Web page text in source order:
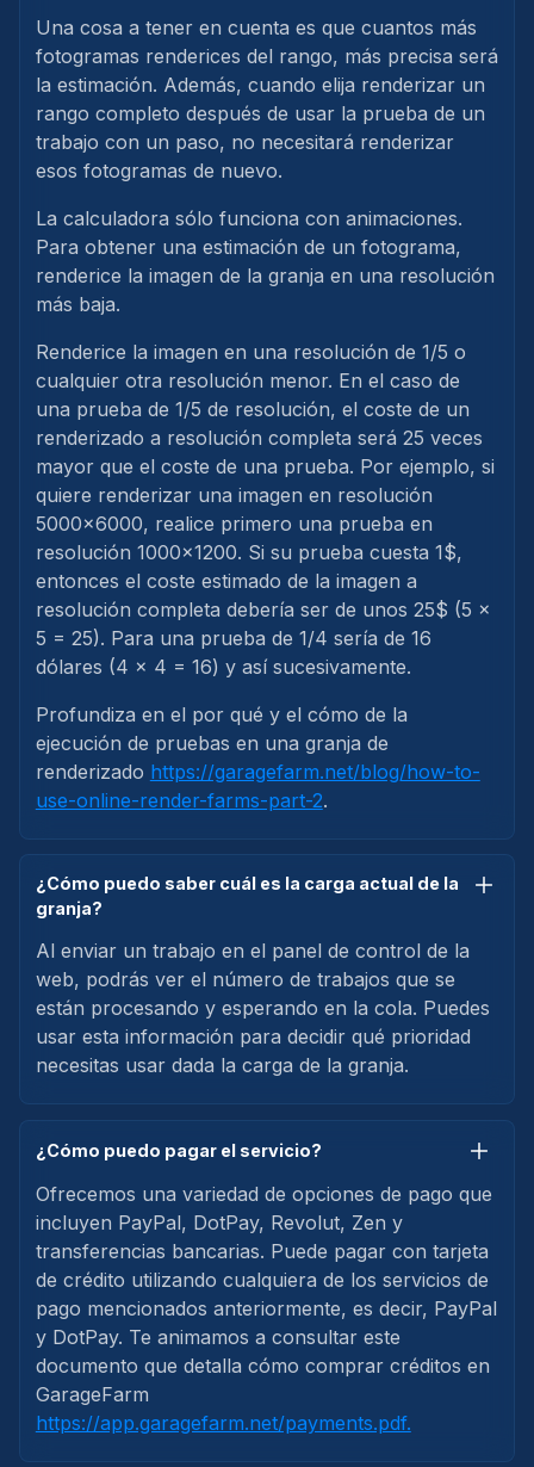
Una cosa a tener en cuenta es que cuantos más
fotogramas renderices del rango, más precisa será
la estimación. Además, cuando elija renderizar un
rango completo después de usar la prueba de un
trabajo con un paso, no necesitará renderizar
esos fotogramas de nuevo.
La calculadora sólo funciona con animaciones.
Para obtener una estimación de un fotograma,
renderice la imagen de la granja en una resolución
más baja.
Renderice la imagen en una resolución de 1/5 o
cualquier otra resolución menor. En el caso de
una prueba de 1/5 de resolución, el coste de un
renderizado a resolución completa será 25 veces
mayor que el coste de una prueba. Por ejemplo, si
quiere renderizar una imagen en resolución
5000x6000, realice primero una prueba en
resolución 1000x1200. Si su prueba cuesta 1$,
entonces el coste estimado de la imagen a
resolución completa debería ser de unos 25$ (5 x
5 = 25). Para una prueba de 1/4 sería de 16
dólares (4 x 4 = 16) y así sucesivamente.
Profundiza en el por qué y el cómo de la
ejecución de pruebas en una granja de
renderizado https://garagefarm.net/blog/how-to-
use-online-render-farms-part-2.
¿Cómo puedo saber cuál es la carga actual de la
granja?
Al enviar un trabajo en el panel de control de la
web, podrás ver el número de trabajos que se
están procesando y esperando en la cola. Puedes
usar esta información para decidir qué prioridad
necesitas usar dada la carga de la granja.
¿Cómo puedo pagar el servicio?
Ofrecemos una variedad de opciones de pago que
incluyen PayPal, DotPay, Revolut, Zen y
transferencias bancarias. Puede pagar con tarjeta
de crédito utilizando cualquiera de los servicios de
pago mencionados anteriormente, es decir, PayPal
y DotPay. Te animamos a consultar este
documento que detalla cómo comprar créditos en
GarageFarm
https://app.garagefarm.net/payments.pdf.